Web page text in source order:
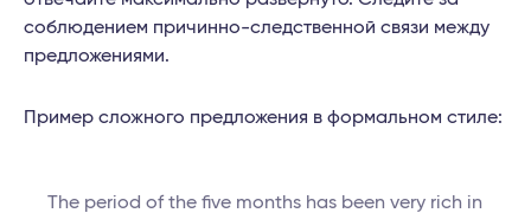
соблюдением причинно-следственной связи между
предложениями.
Пример сложного предложения в формальном стиле:
The period of the five months has been very rich in